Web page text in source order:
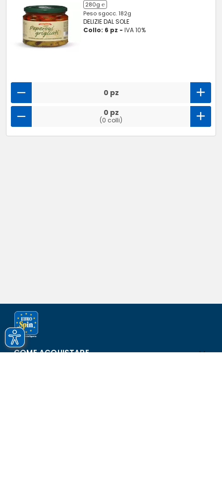
280g ℮
Peso sgocc. 182g
DELIZIE DAL SOLE
Collo: 6 pz -IVA 10%
0 pz
0 pz
(0 colli)
COME ACQUISTARE